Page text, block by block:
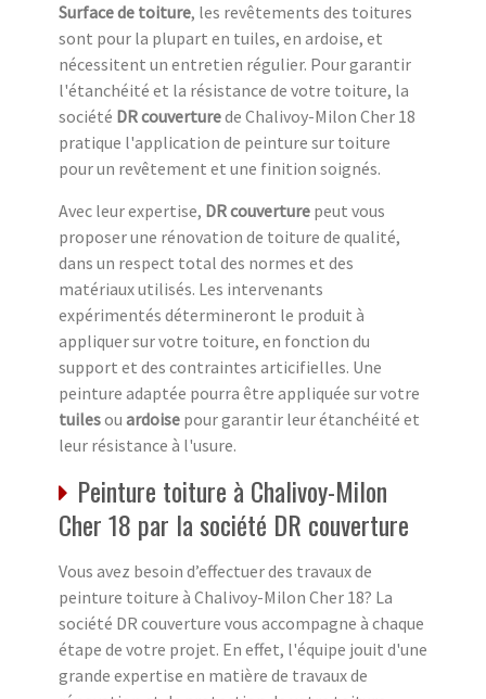
Surface de toiture, les revêtements des toitures
sont pour la plupart en tuiles, en ardoise, et
nécessitent un entretien régulier. Pour garantir
l'étanchéité et la résistance de votre toiture, la
société DR couverturede Chalivoy-Milon Cher 18
pratique l'application de peinture sur toiture
pour un revêtement et une finition soignés.
Avec leur expertise, DR couverture peut vous
proposer une rénovation de toiture de qualité,
dans un respect total des normes et des
matériaux utilisés. Les intervenants
expérimentés détermineront le produit à
appliquer sur votre toiture, en fonction du
support et des contraintes articifielles. Une
peinture adaptée pourra être appliquée sur votre
tuilesou ardoise pour garantir leur étanchéité et
leur résistance à l'usure.
Peinture toiture à Chalivoy-Milon
Cher 18 par la société DR couverture
Vous avez besoin d’effectuer des travaux de
peinture toiture à Chalivoy-Milon Cher 18? La
société DR couverture vous accompagne à chaque
étape de votre projet. En effet, l'équipe jouit d'une
grande expertise en matière de travaux de